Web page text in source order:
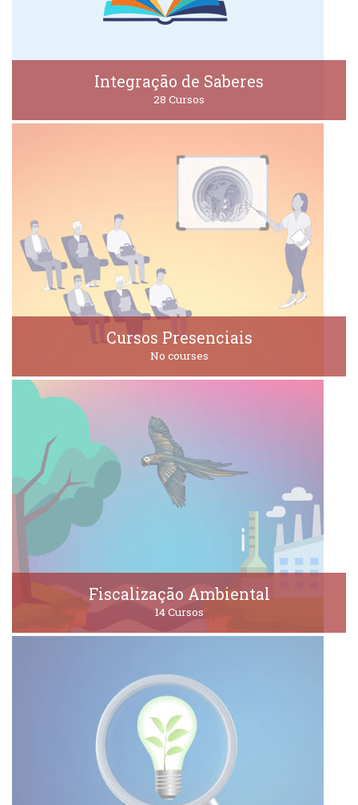
Integração de Saberes
28 Cursos
Cursos Presenciais
No courses
Fiscalização Ambiental
14 Cursos